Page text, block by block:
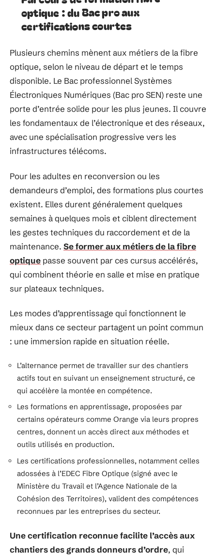
optique : du Bac pro aux
certifications courtes
Plusieurs chemins mènent aux métiers de la fibre
optique, selon le niveau de départ et le temps
disponible. Le Bac professionnel Systèmes
Électroniques Numériques (Bac pro SEN) reste une
porte d’entrée solide pour les plus jeunes. Il couvre
les fondamentaux de l’électronique et des réseaux,
avec une spécialisation progressive vers les
infrastructures télécoms.
Pour les adultes en reconversion ou les
demandeurs d’emploi, des formations plus courtes
existent. Elles durent généralement quelques
semaines à quelques mois et ciblent directement
les gestes techniques du raccordement et de la
maintenance. Se former aux métiers de la fibre
optique passe souvent par ces cursus accélérés,
qui combinent théorie en salle et mise en pratique
sur plateaux techniques.
Les modes d’apprentissage qui fonctionnent le
mieux dans ce secteur partagent un point commun
: une immersion rapide en situation réelle.
L’alternance permet de travailler sur des chantiers
actifs tout en suivant un enseignement structuré, ce
qui accélère la montée en compétence.
Les formations en apprentissage, proposées par
certains opérateurs comme Orange via leurs propres
centres, donnent un accès direct aux méthodes et
outils utilisés en production.
Les certifications professionnelles, notamment celles
adossées à l’EDEC Fibre Optique (signé avec le
Ministère du Travail et l’Agence Nationale de la
Cohésion des Territoires), valident des compétences
reconnues par les entreprises du secteur.
Une certification reconnue facilite l’accès aux
chantiers des grands donneurs d’ordre, qui